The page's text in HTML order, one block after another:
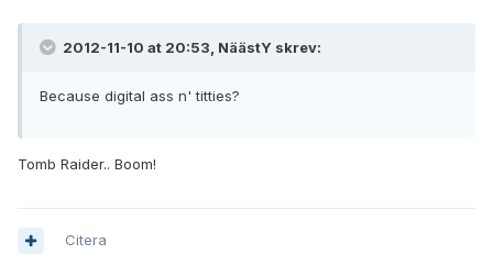
2012-11-10 at 20:53, NäästY skrev:
Because digital ass n' titties?
Tomb Raider.. Boom!
Citera